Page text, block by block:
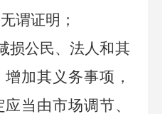
谓证明；
损公民、法人和其
加其义务事项，
当由市场调节、